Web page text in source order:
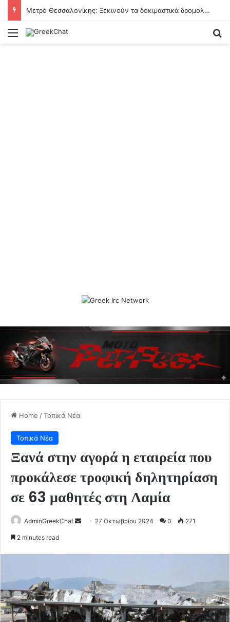
Μετρό Θεσσαλονίκης: Ξεκινούν τα δοκιμαστικά δρομολόγια της επέκτασης προς την Καλαμαριά
Menu
Home /Τοπικά Νέα
Τοπικά Νέα
Ξανά στην αγορά η εταιρεία που
προκάλεσε τροφική δηλητηρίαση
σε 63 μαθητές στη Λαμία
AdminGreekChat
Send 27 Οκτωβρίου 2024 0 271
2 minutes read